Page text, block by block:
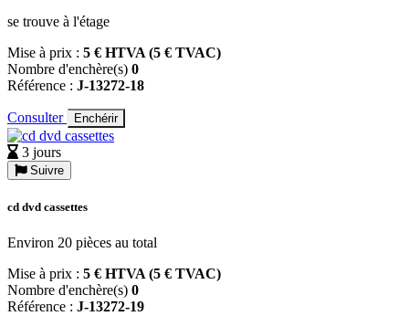
se trouve à l'étage
Mise à prix : 5 € HTVA (5 € TVAC)
Nombre d'enchère(s) 0
Référence : J-13272-18
Consulter Enchérir
3 jours
Suivre
cd dvd cassettes
Environ 20 pièces au total
Mise à prix : 5 € HTVA (5 € TVAC)
Nombre d'enchère(s) 0
Référence : J-13272-19